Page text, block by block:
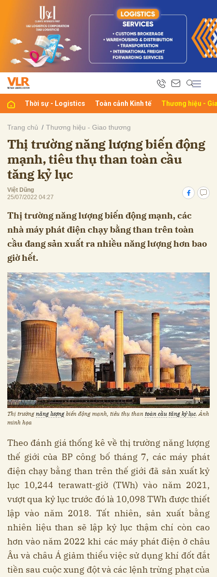
Thời sự - Logistics Toàn cảnh Kinh tế Thương hiệu -
Trang chủ Thương hiệu - Giao thương
Thị trường năng lượng biến động
mạnh, tiêu thụ than toàn cầu
tăng kỷ lục
Việt Dũng
25/07/2022 04:27
Thị trường năng lượng biến động mạnh, các
nhà máy phát điện chạy bằng than trên toàn
cầu đang sản xuất ra nhiều năng lượng hơn bao
giờ hết.
Thị trường năng lượng biến động mạnh, tiêu thụ than toàn cầu tăng kỷ lục. Ảnh
minh họa
Theo đánh giá thống kê về thị trường năng lượng
thế giới của BP công bố tháng 7, các máy phát
điện chạy bằng than trên thế giới đã sản xuất kỷ
lục 10,244 terawatt-giờ (TWh) vào năm 2021,
vượt qua kỷ lục trước đó là 10,098 TWh được thiết
lập vào năm 2018. Tất nhiên, sản xuất bằng
nhiên liệu than sẽ lập kỷ lục thậm chí còn cao
hơn vào năm 2022 khi các máy phát điện ở châu
Âu và châu Á giảm thiểu việc sử dụng khí đốt đắt
tiền sau cuộc xung đột và các lệnh trừng phạt của
luận
Hủy